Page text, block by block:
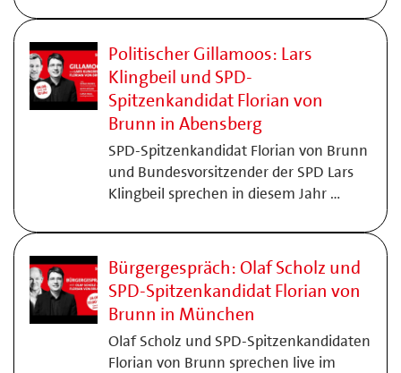
Politischer Gillamoos: Lars
Klingbeil und SPD-
Spitzenkandidat Florian von
Brunn in Abensberg
SPD-Spitzenkandidat Florian von Brunn
und Bundesvorsitzender der SPD Lars
Klingbeil sprechen in diesem Jahr …
Bürgergespräch: Olaf Scholz und
SPD-Spitzenkandidat Florian von
Brunn in München
Olaf Scholz und SPD-Spitzenkandidaten
Florian von Brunn sprechen live im